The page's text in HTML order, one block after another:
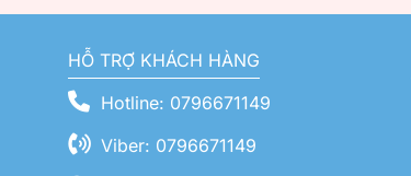
HỖ TRỢ KHÁCH HÀNG
Hotline: 0796671149
Viber: 0796671149